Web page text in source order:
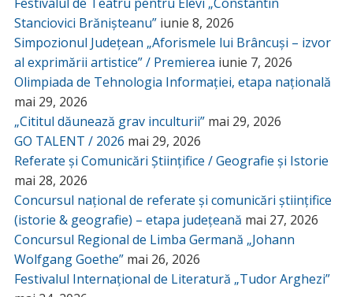
Stanciovici Brănișteanu” iunie 8, 2026
Simpozionul Județean „Aforismele lui Brâncuși – izvor
al exprimării artistice” / Premierea iunie 7, 2026
Olimpiada de Tehnologia Informației, etapa națională
mai 29, 2026
„Cititul dăunează grav inculturii” mai 29, 2026
GO TALENT / 2026 mai 29, 2026
Referate și Comunicări Științifice / Geografie și Istorie
mai 28, 2026
Concursul național de referate și comunicări științifice
(istorie & geografie) – etapa județeană mai 27, 2026
Concursul Regional de Limba Germană „Johann
Wolfgang Goethe” mai 26, 2026
Festivalul Internațional de Literatură „Tudor Arghezi”